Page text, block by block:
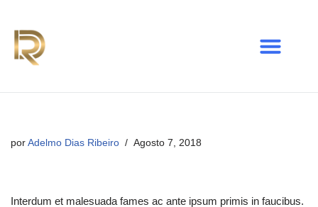
Avançar
para
por Adelmo Dias Ribeiro Agosto 7, 2018
Interdum et malesuada fames ac ante ipsum primis in faucibus.